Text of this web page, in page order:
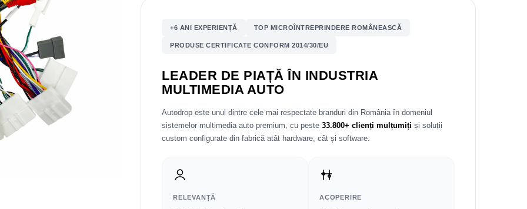
+6 ANI EXPERIENȚĂ TOP MICROÎNTREPRINDERE ROMÂNEASCĂ
PRODUSE CERTIFICATE CONFORM 2014/30/EU
LEADER DE PIAȚĂ ÎN INDUSTRIA
MULTIMEDIA AUTO
Autodrop este unul dintre cele mai respectate branduri din România în domeniul
sistemelor multimedia auto premium, cu peste 33.800+ clienți mulțumiți și soluții
custom configurate din fabrică atât hardware, cât și software.
RELEVANȚĂ ACOPERIRE